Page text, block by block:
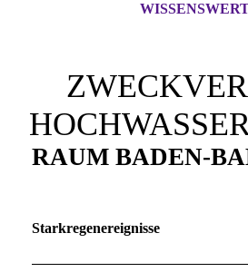
RAUM BADEN-
Starkregenereignisse